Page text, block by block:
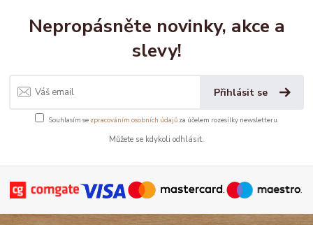
Nepropásněte novinky, akce a
slevy!
Přihlásit se
Souhlasím se zpracováním osobních údajůza účelem rozesílky newsletteru.
Můžete se kdykoli odhlásit.